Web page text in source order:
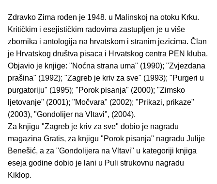
Zdravko Zima rođen je 1948. u Malinskoj na otoku Krku.
Kritičkim i esejističkim radovima zastupljen je u više
zbornika i antologija na hrvatskom i stranim jezicima. Član
je Hrvatskog društva pisaca i Hrvatskog centra PEN kluba.
Objavio je knjige: "Noćna strana uma" (1990); "Zvjezdana
prašina" (1992); "Zagreb je kriv za sve" (1993); "Purgeri u
purgatoriju" (1995); "Porok pisanja" (2000); "Zimsko
ljetovanje" (2001); "Močvara" (2002); "Prikazi, prikaze"
(2003), "Gondolijer na Vltavi", (2004).
Za knjigu "Zagreb je kriv za sve" dobio je nagradu
magazina Gratis, za knjigu "Porok pisanja" nagradu Julije
Benešić, a za "Gondolijera na Vltavi" u kategoriji knjiga
eseja godine dobio je lani u Puli strukovnu nagradu
Kiklop.